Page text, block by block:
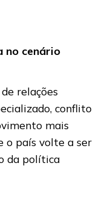
no cenário
relações
conflito
mais
o país volte a ser
da política